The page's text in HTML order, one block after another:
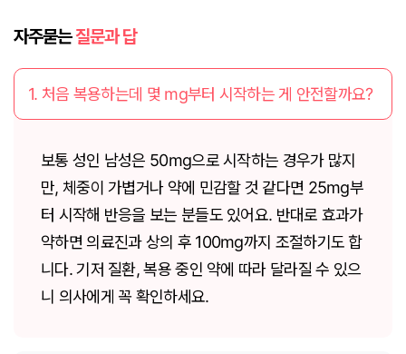
자주묻는질문과 답
1. 처음 복용하는데 몇 mg부터 시작하는 게 안전할까요?
보통 성인 남성은 50mg으로 시작하는 경우가 많지
만, 체중이 가볍거나 약에 민감할 것 같다면 25mg부
터 시작해 반응을 보는 분들도 있어요. 반대로 효과가
약하면 의료진과 상의 후 100mg까지 조절하기도 합
니다. 기저 질환, 복용 중인 약에 따라 달라질 수 있으
니 의사에게 꼭 확인하세요.